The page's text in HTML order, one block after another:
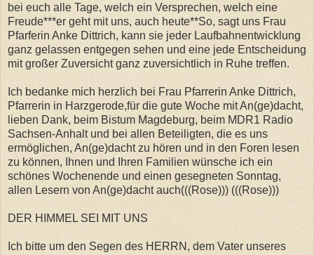
bei euch alle Tage, welch ein Versprechen, welch eine
Freude***er geht mit uns, auch heute**So, sagt uns Frau
Pfarferin Anke Dittrich, kann sie jeder Laufbahnentwicklung
ganz gelassen entgegen sehen und eine jede Entscheidung
mit großer Zuversicht ganz zuversichtlich in Ruhe treffen.
Ich bedanke mich herzlich bei Frau Pfarrerin Anke Dittrich,
Pfarrerin in Harzgerode,für die gute Woche mit An(ge)dacht,
lieben Dank, beim Bistum Magdeburg, beim MDR1 Radio
Sachsen-Anhalt und bei allen Beteiligten, die es uns
ermöglichen, An(ge)dacht zu hören und in den Foren lesen
zu können, Ihnen und Ihren Familien wünsche ich ein
schönes Wochenende und einen gesegneten Sonntag,
allen Lesern von An(ge)dacht auch(((Rose))) (((Rose)))
DER HIMMEL SEI MIT UNS
Ich bitte um den Segen des HERRN, dem Vater unseres